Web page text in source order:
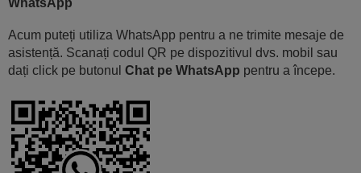
WhatsApp
Acum puteți utiliza WhatsApp pentru a ne trimite mesaje de
asistență. Scanați codul QR pe dispozitivul dvs. mobil sau
dați click pe butonul Chat pe WhatsApp pentru a începe.